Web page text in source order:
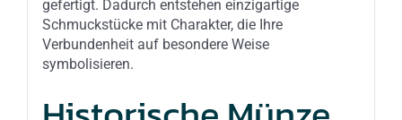
gefertigt. Dadurch entstehen einzigartige
Schmuckstücke mit Charakter, die Ihre
Verbundenheit auf besondere Weise
symbolisieren.